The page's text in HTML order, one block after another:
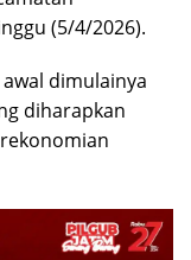
(5/4/2026).
dimulainya
diharapkan